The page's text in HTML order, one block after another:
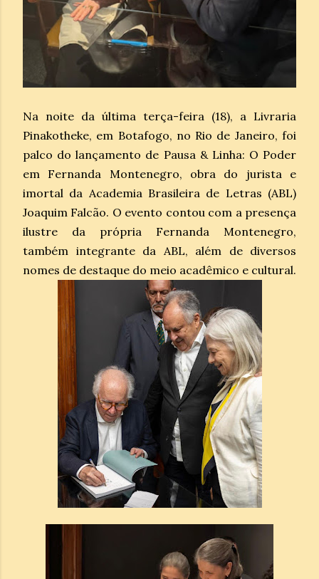
Na noite da última terça-feira (18), a Livraria
Pinakotheke, em Botafogo, no Rio de Janeiro, foi
palco do lançamento de Pausa & Linha: O Poder
em Fernanda Montenegro, obra do jurista e
imortal da Academia Brasileira de Letras (ABL)
Joaquim Falcão. O evento contou com a presença
ilustre da própria Fernanda Montenegro,
também integrante da ABL, além de diversos
nomes de destaque do meio acadêmico e cultural.